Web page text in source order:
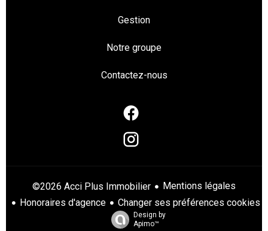
Gestion
Notre groupe
Contactez-nous
©2026 Acci Plus Immobilier
Mentions légales
Honoraires d'agence
Changer ses préférences cookies
Design by
Apimo™